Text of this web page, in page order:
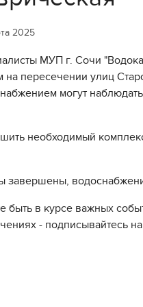
2025
МУП г. Сочи
на пересечении улиц
могут
необходимый
завершены,
быть в курсе важных
- подписывайтесь